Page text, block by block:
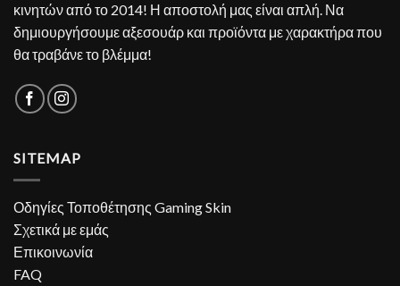
κινητών από το 2014! Η αποστολή μας είναι απλή. Να
δημιουργήσουμε αξεσουάρ και προϊόντα με χαρακτήρα που
θα τραβάνε το βλέμμα!
SITEMAP
Οδηγίες Τοποθέτησης Gaming Skin
Σχετικά με εμάς
Επικοινωνία
FAQ